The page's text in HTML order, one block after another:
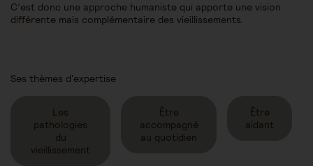
C’est donc une approche humaniste qui apporte une vision
différente mais complémentaire des vieillissements.
Ses thèmes d'expertise
Les
pathologies
du
vieillissement
Être
accompagné
au quotidien
Être
aidant